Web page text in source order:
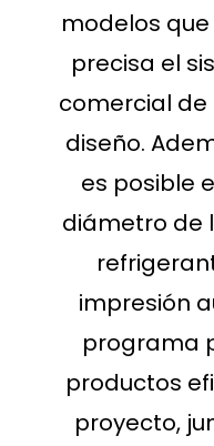
modelos
precisa el
comercial
diseño.
es posible
diámetro de
impresión
programa
productos
proyecto,